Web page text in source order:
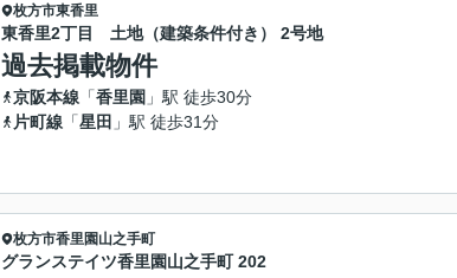
枚方市東香里
東香里2丁目 土地（建築条件付き） 2号地
過去掲載物件
京阪本線 「香里園 」駅 徒歩30分
片町線 「星田 」駅 徒歩31分
枚方市香里園山之手町
グランステイツ香里園山之手町 202